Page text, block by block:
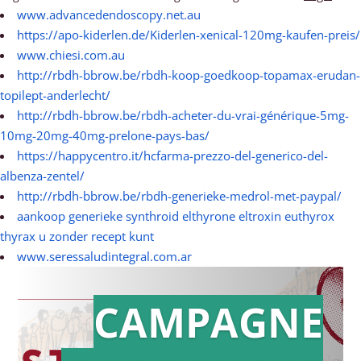
www.advancedendoscopy.net.au
https://apo-kiderlen.de/Kiderlen-xenical-120mg-kaufen-preis/
www.chiesi.com.au
http://rbdh-bbrow.be/rbdh-koop-goedkoop-topamax-erudan-
topilept-anderlecht/
http://rbdh-bbrow.be/rbdh-acheter-du-vrai-générique-5mg-
10mg-20mg-40mg-prelone-pays-bas/
https://happycentro.it/hcfarma-prezzo-del-generico-del-
albenza-zentel/
http://rbdh-bbrow.be/rbdh-generieke-medrol-met-paypal/
aankoop generieke synthroid elthyrone eltroxin euthyrox
thyrax u zonder recept kunt
www.seressaludintegral.com.ar
CAMPAGNE